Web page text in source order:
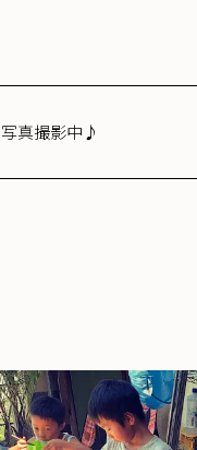
写真撮影中♪